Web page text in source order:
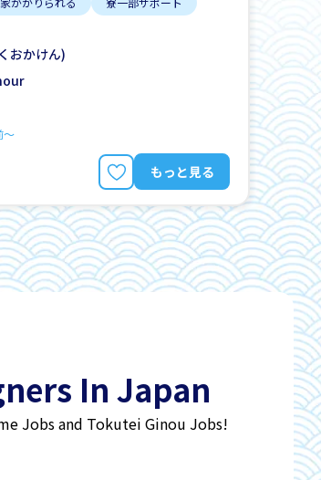
おかけん)
〜
もっと見る
In Japan
Jobs and Tokutei Ginou Jobs!